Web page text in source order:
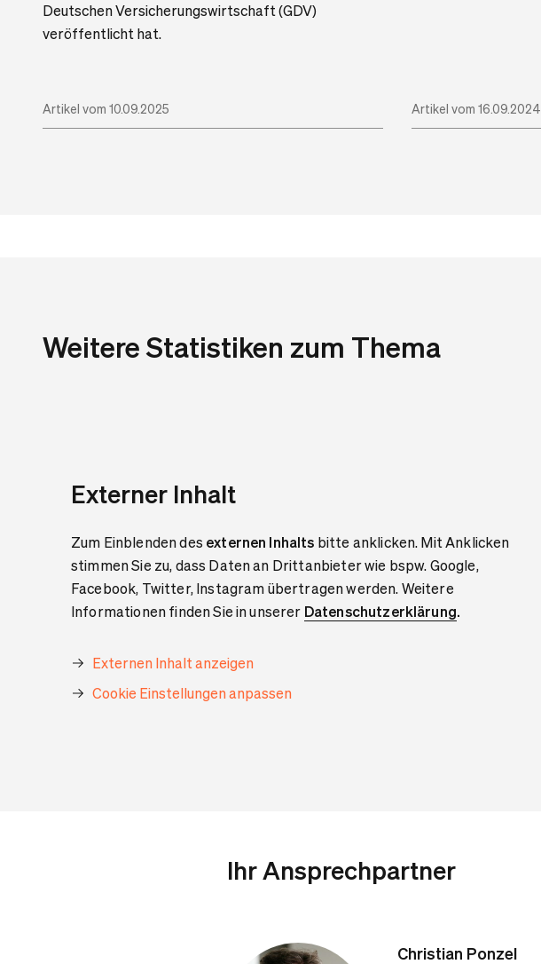
Deutschen Versicherungswirtschaft (GDV)
veröffentlicht hat.
Artikel vom 10.09.2025 Artikel vom 16.09.2024
Weitere Statistiken zum Thema
Externer Inhalt
Zum Einblenden des externen Inhalts bitte anklicken. Mit Anklicken
stimmen Sie zu, dass Daten an Drittanbieter wie bspw. Google,
Facebook, Twitter, Instagram übertragen werden. Weitere
Informationen finden Sie in unserer Datenschutzerklärung.
Externen Inhalt anzeigen
Cookie Einstellungen anpassen
Ihr Ansprechpartner
Christian Ponzel